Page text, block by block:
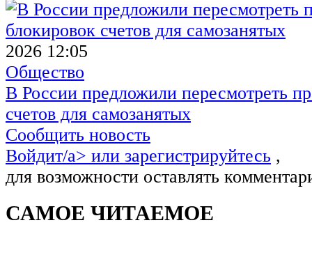
2026 12:05
Общество
В России предложили пересмотреть
счетов для самозанятых
Сообщить новость
Войдит/a> или зарегистрируйтесь ,
для возможности оставлять
САМОЕ ЧИТАЕМОЕ